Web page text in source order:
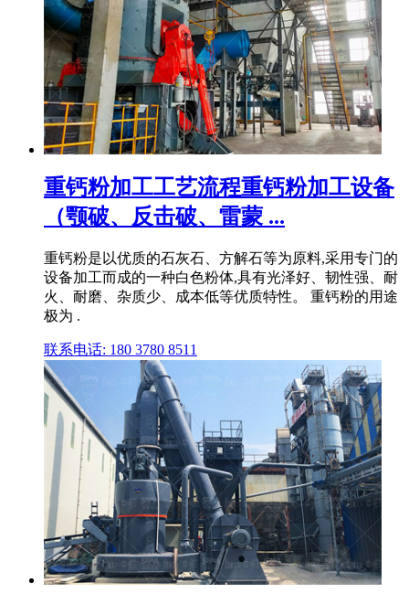
重钙粉加工工艺流程重钙粉加工设备
（颚破、反击破、雷蒙 ...
重钙粉是以优质的石灰石、方解石等为原料,采用专门的
设备加工而成的一种白色粉体,具有光泽好、韧性强、耐
火、耐磨、杂质少、成本低等优质特性。 重钙粉的用途
极为 .
联系电话: 180 3780 8511